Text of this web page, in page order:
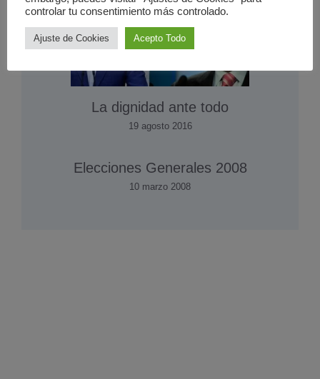
La dignidad ante todo
19 agosto 2016
Elecciones Generales 2008
10 marzo 2008
controlar tu consentimiento más controlado.
Ajuste de Cookies Acepto Todo